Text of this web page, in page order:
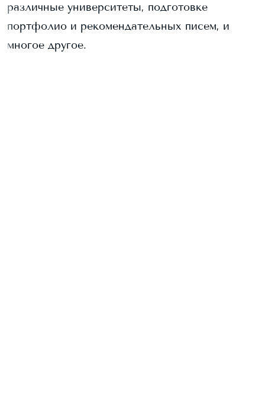
различные университеты, подготовке
портфолио и рекомендательных писем, и
многое другое.